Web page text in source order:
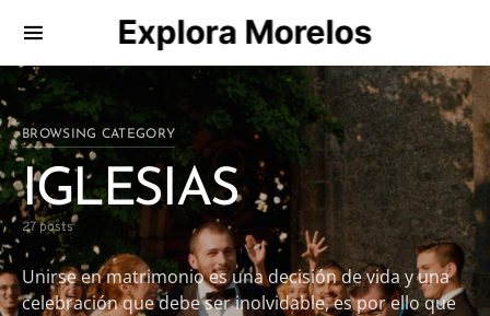
Explora Morelos
Search for:
BROWSING CATEGORY
IGLESIAS
27 posts
Unirse en matrimonio es una decisión de vida y una
celebración que debe ser inolvidable, es por ello que